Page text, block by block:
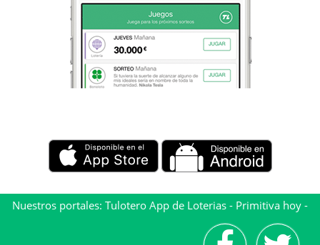
Nuestros portales: Tulotero App de Loterias - Primitiva hoy -